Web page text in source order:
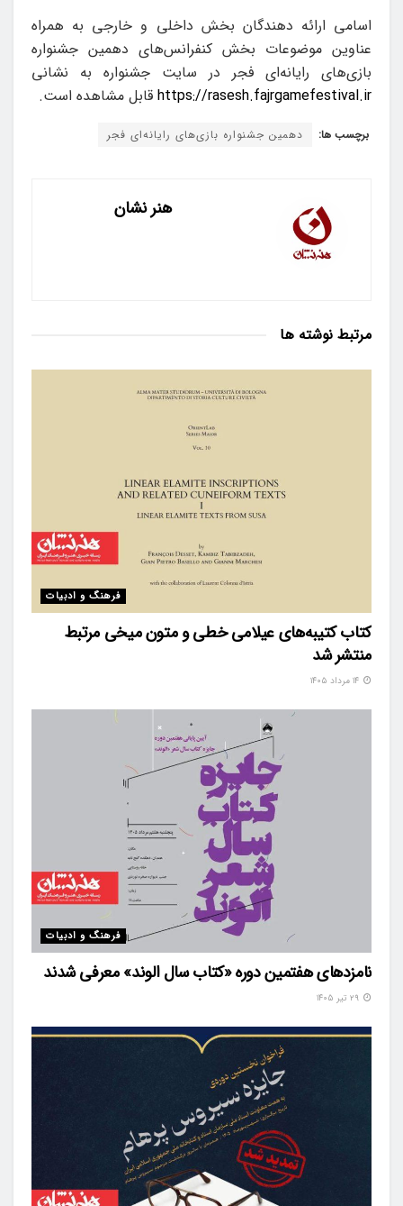
اسامی ارائه دهندگان بخش داخلی و خارجی به همراه
عناوین موضوعات بخش کنفرانس‌های دهمین جشنواره
بازی‌های رایانه‌ای فجر در سایت جشنواره به نشانی
https://rasesh.fajrgamefestival.ir قابل مشاهده است.
برچسب ها: دهمین جشنواره بازی‌‎های رایانه‌‎ای فجر
هنر نشان
مرتبط نوشته ها
فرهنگ و ادبیات
کتاب کتیبه‌های عیلامی خطی و متون میخی مرتبط
منتشر شد
فرهنگ و ادبیات
نامزدهای هفتمین دوره «کتاب سال الوند» معرفی شدند